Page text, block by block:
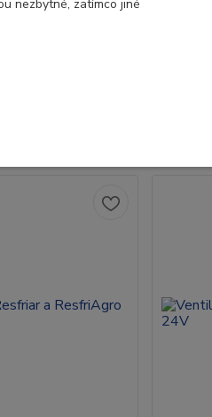
filtru pro
484
nezbytné, zatímco jiné